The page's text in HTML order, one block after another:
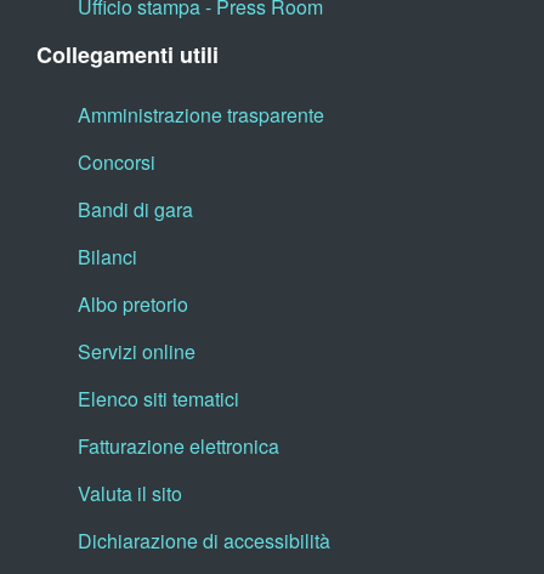
Ufficio stampa - Press Room
Collegamenti utili
Amministrazione trasparente
Concorsi
Bandi di gara
Bilanci
Albo pretorio
Servizi online
Elenco siti tematici
Fatturazione elettronica
Valuta il sito
Dichiarazione di accessibilità